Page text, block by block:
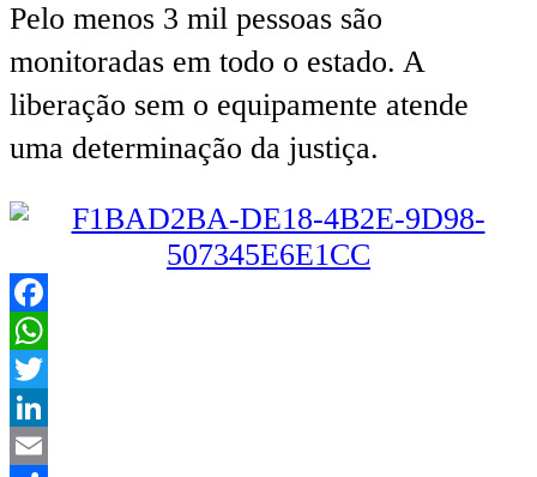
Pelo menos 3 mil pessoas são
monitoradas em todo o estado. A
liberação sem o equipamente atende
uma determinação da justiça.
Facebook
WhatsApp
Twitter
LinkedIn